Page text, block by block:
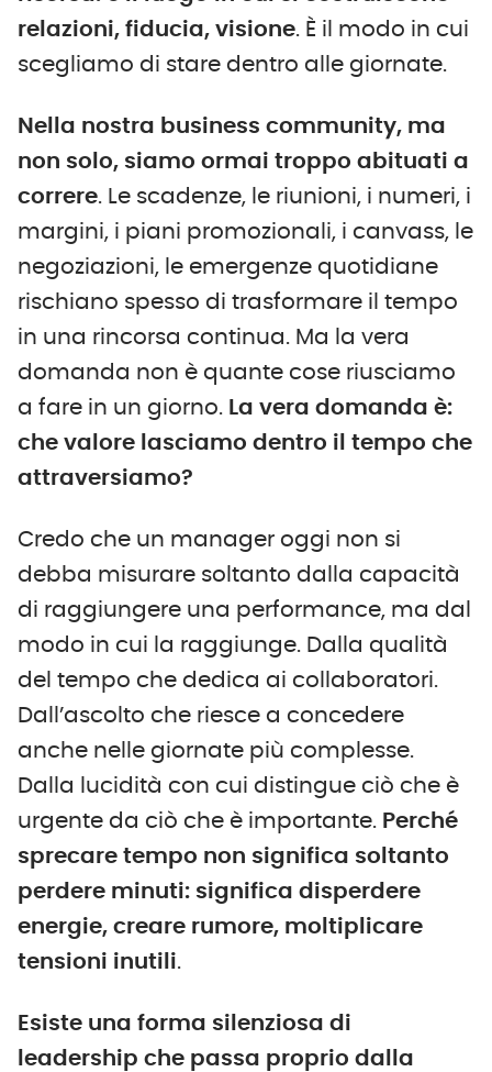
relazioni, fiducia, visione. È il modo in cui
scegliamo di stare dentro alle giornate.
Nella nostra business community, ma
non solo, siamo ormai troppo abituati a
correre. Le scadenze, le riunioni, i numeri, i
margini, i piani promozionali, i canvass, le
negoziazioni, le emergenze quotidiane
rischiano spesso di trasformare il tempo
in una rincorsa continua. Ma la vera
domanda non è quante cose riusciamo
a fare in un giorno. La vera domanda è:
che valore lasciamo dentro il tempo che
attraversiamo?
Credo che un manager oggi non si
debba misurare soltanto dalla capacità
di raggiungere una performance, ma dal
modo in cui la raggiunge. Dalla qualità
del tempo che dedica ai collaboratori.
Dall’ascolto che riesce a concedere
anche nelle giornate più complesse.
Dalla lucidità con cui distingue ciò che è
urgente da ciò che è importante. Perché
sprecare tempo non significa soltanto
perdere minuti: significa disperdere
energie, creare rumore, moltiplicare
tensioni inutili.
Esiste una forma silenziosa di
leadership che passa proprio dalla